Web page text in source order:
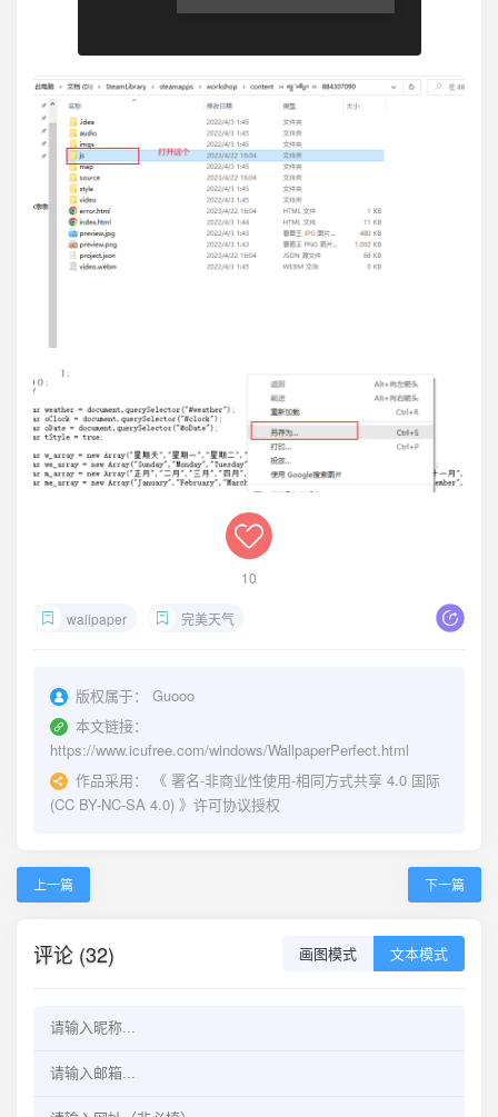
10
wallpaper 完美天气
版权属于：
Guooo
本文链接：
https://www.icufree.com/windows/WallpaperPerfect.html
作品采用：
《 署名-非商业性使用-相同方式共享 4.0 国际
(CC BY-NC-SA 4.0) 》许可协议授权
上一篇 下一篇
评论 (32) 画图模式 文本模式